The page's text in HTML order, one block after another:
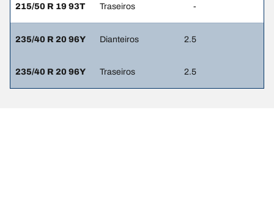
215/50 R 19 93T Traseiros -
235/40 R 20 96Y Dianteiros 2.5
235/40 R 20 96Y Traseiros 2.5